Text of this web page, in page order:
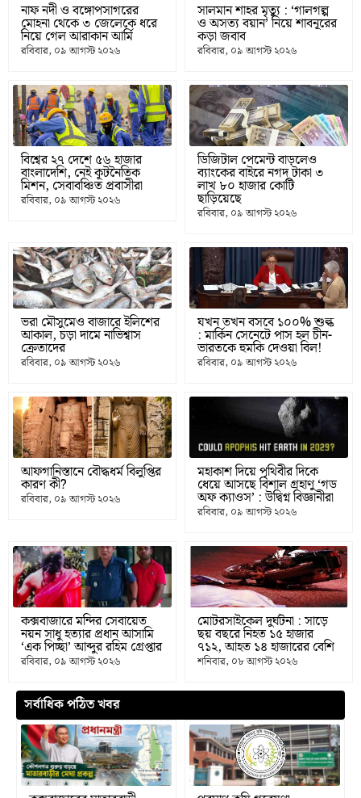
নাফ নদী ও বঙ্গোপসাগরের
মোহনা থেকে ৩ জেলেকে ধরে
নিয়ে গেল আরাকান আর্মি
রবিবার, ০৯ আগস্ট ২০২৬
সালমান শাহর মৃত্যু : ‘গালগল্প
ও অসত্য বয়ান’ নিয়ে শাবনূরের
কড়া জবাব
রবিবার, ০৯ আগস্ট ২০২৬
বিশ্বের ২৭ দেশে ৫৬ হাজার
বাংলাদেশি, নেই কূটনৈতিক
মিশন, সেবাবঞ্চিত প্রবাসীরা
রবিবার, ০৯ আগস্ট ২০২৬
ডিজিটাল পেমেন্ট বাড়লেও
ব্যাংকের বাইরে নগদ টাকা ৩
লাখ ৮০ হাজার কোটি
ছাড়িয়েছে
রবিবার, ০৯ আগস্ট ২০২৬
ভরা মৌসুমেও বাজারে ইলিশের
আকাল, চড়া দামে নাভিশ্বাস
ক্রেতাদের
রবিবার, ০৯ আগস্ট ২০২৬
যখন তখন বসবে ১০০% শুল্ক
: মার্কিন সেনেটে পাস হল চীন-
ভারতকে হুমকি দেওয়া বিল!
রবিবার, ০৯ আগস্ট ২০২৬
আফগানিস্তানে বৌদ্ধধর্ম বিলুপ্তির
কারণ কী?
রবিবার, ০৯ আগস্ট ২০২৬
মহাকাশ দিয়ে পৃথিবীর দিকে
ধেয়ে আসছে বিশাল গ্রহাণু ‘গড
অফ ক্যাওস’ : উদ্বিগ্ন বিজ্ঞানীরা
রবিবার, ০৯ আগস্ট ২০২৬
কক্সবাজারে মন্দির সেবায়েত
নয়ন সাধু হত্যার প্রধান আসামি
‘এক পিচ্ছা’ আব্দুর রহিম গ্রেপ্তার
রবিবার, ০৯ আগস্ট ২০২৬
মোটরসাইকেল দুর্ঘটনা : সাড়ে
ছয় বছরে নিহত ১৫ হাজার
৭১২, আহত ১৪ হাজারের বেশি
শনিবার, ০৮ আগস্ট ২০২৬
সর্বাধিক পঠিত খবর